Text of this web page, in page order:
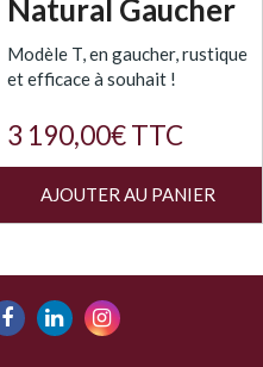
Natural Gaucher
Modèle T, en gaucher, rustique
et efficace à souhait !
3 190,00€ TTC
AJOUTER AU PANIER